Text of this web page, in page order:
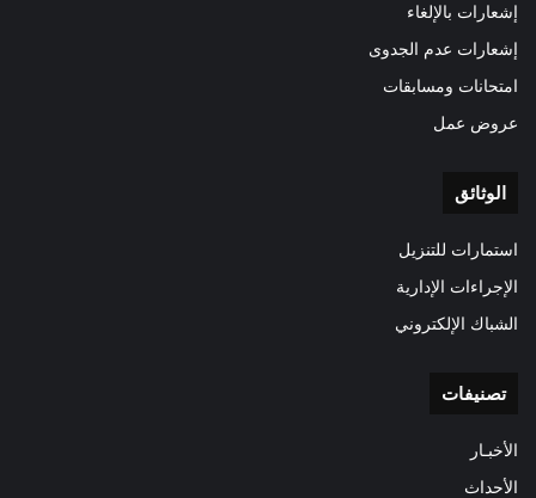
إشعارات بالإلغاء
إشعارات عدم الجدوى
امتحانات ومسابقات
عروض عمل
الوثائق
استمارات للتنزيل
الإجراءات الإدارية
الشباك الإلكتروني
تصنيفات
الأخبـار
الأحداث